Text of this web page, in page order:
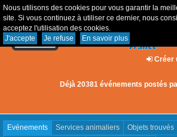
Nous utilisons des cookies pour vous garantir la
site. Si vous continuez à utiliser ce dernier, nous
acceptez l'utilisation des cookies.
J'accepte
Je refuse En savoir plus
Créer
Déjà 20381 événements postés
Evénements Services animaliers Objets trouvés